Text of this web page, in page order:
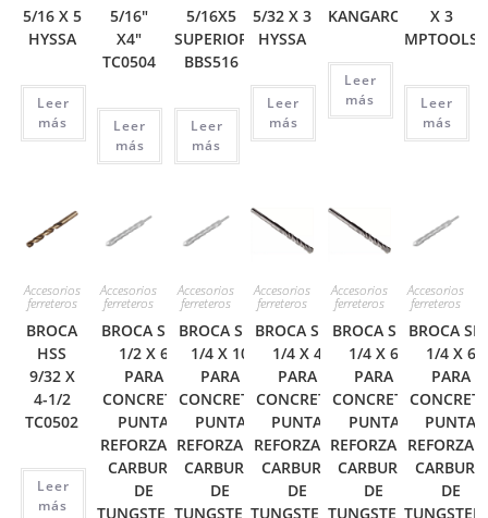
5/16 X 5
HYSSA
Leer
más
5/16″
X4″
TC0504
Leer
más
5/16X5
SUPERIOR
BBS516
Leer
más
5/32 X 3
HYSSA
Leer
más
KANGAROO
Leer
más
X 3
MPTOOLS
Leer
más
Accesorios
ferreteros
BROCA
HSS
9/32 X
4-1/2
TC0502
Leer
más
Accesorios
ferreteros
BROCA SDS
1/2 X 6
PARA
CONCRETO
PUNTA
REFORZADA
CARBURO
DE
TUNGSTENO
Accesorios
ferreteros
BROCA SDS
1/4 X 10
PARA
CONCRETO
PUNTA
REFORZADA
CARBURO
DE
TUNGSTENO
Accesorios
ferreteros
BROCA SDS
1/4 X 4
PARA
CONCRETO
PUNTA
REFORZADA
CARBURO
DE
TUNGSTENO
Accesorios
ferreteros
BROCA SDS
1/4 X 6
PARA
CONCRETO
PUNTA
REFORZADA
CARBURO
DE
TUNGSTENO
Accesorios
ferreteros
BROCA
1/4 X 6
PARA
PUNTA
CARBURO
DE